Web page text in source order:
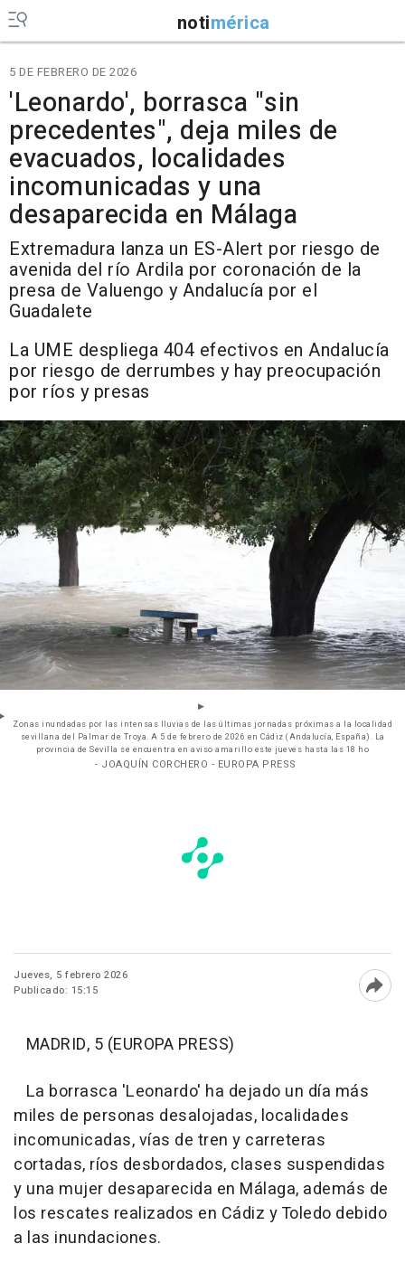
notimérica
5 DE FEBRERO DE 2026
'Leonardo', borrasca "sin
precedentes", deja miles de
evacuados, localidades
incomunicadas y una
desaparecida en Málaga
Extremadura lanza un ES-Alert por riesgo de
avenida del río Ardila por coronación de la
presa de Valuengo y Andalucía por el
Guadalete
La UME despliega 404 efectivos en Andalucía
por riesgo de derrumbes y hay preocupación
por ríos y presas
Zonas inundadas por las intensas lluvias de las últimas jornadas próximas a la localidad
sevillana del Palmar de Troya. A 5 de febrero de 2026 en Cádiz (Andalucía, España). La
provincia de Sevilla se encuentra en aviso amarillo este jueves hasta las 18 ho
- JOAQUÍN CORCHERO - EUROPA PRESS
Jueves, 5 febrero 2026
Publicado: 15:15
MADRID, 5 (EUROPA PRESS)
La borrasca 'Leonardo' ha dejado un día más
miles de personas desalojadas, localidades
incomunicadas, vías de tren y carreteras
cortadas, ríos desbordados, clases suspendidas
y una mujer desaparecida en Málaga, además de
los rescates realizados en Cádiz y Toledo debido
a las inundaciones.